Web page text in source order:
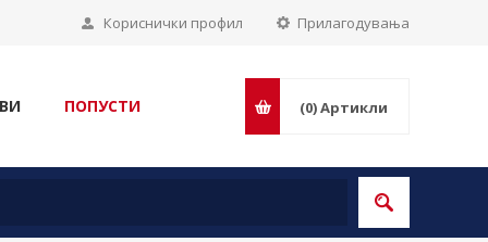
Прилагодувања
Кориснички профил
ПОПУСТИ (0)Артикли